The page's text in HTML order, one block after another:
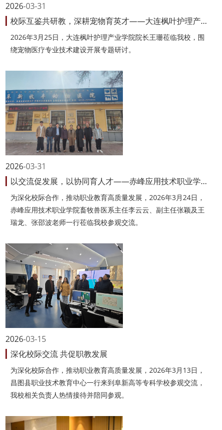
03-31
2026
校际互鉴共研教，深耕宠物育英才——大连枫叶护理产业学院来校纪实
2026年3月25日，大连枫叶护理产业学院院长王珊莅临我校，围
绕宠物医疗专业技术建设开展专题研讨。
03-31
2026
以交流促发展，以协同育人才——赤峰应用技术职业学院莅临我校参观
为深化校际合作，推动职业教育高质量发展，2026年3月24日，
赤峰应用技术职业学院畜牧兽医系主任李云云、副主任张颖及王
瑞龙、张邵波老师一行莅临我校参观交流。
03-15
2026
深化校际交流 共促职教发展
为深化校际合作，推动职业教育高质量发展，2026年3月13日，
昌图县职业技术教育中心一行来到阜新高等专科学校参观交流，
我校相关负责人热情接待并陪同参观。